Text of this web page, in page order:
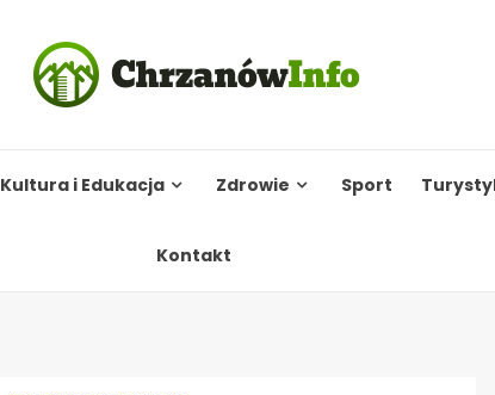
Kultura i Edukacja Zdrowie Sport
Kontakt